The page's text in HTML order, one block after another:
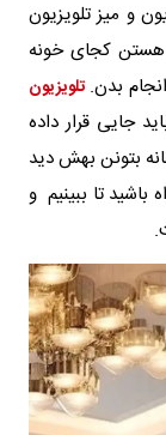
و میز تلویزیون
هستن کجای خونه
بدن. تلویزیون
جایی قرار داده
بتونن بهش دید
باشید تا ببینیم و